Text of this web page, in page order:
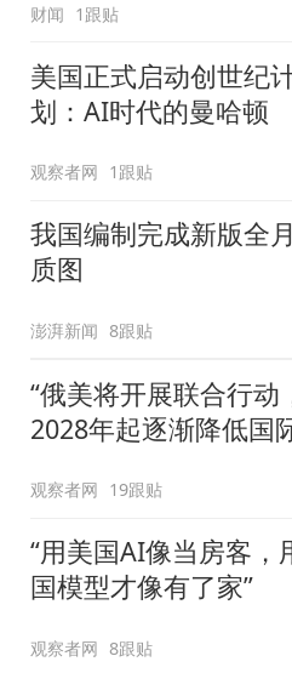
财闻 1跟贴
美国正式启动创世纪
划：AI时代的曼哈顿
观察者网 1跟贴
我国编制完成新版全
质图
澎湃新闻 8跟贴
“俄美将开展联合行动
2028年起逐渐降低国
观察者网 19跟贴
“用美国AI像当房客，
国模型才像有了家”
观察者网 8跟贴